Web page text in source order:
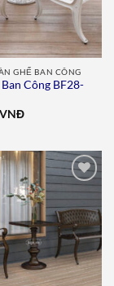
GHẾ BAN CÔNG
Công BF28-
VNĐ
Add to
wishlist